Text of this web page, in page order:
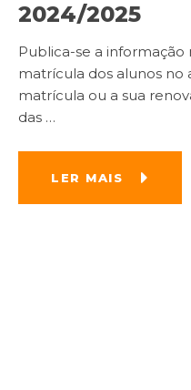
2024/2025
Publica-se a informação
matrícula dos alunos no
matrícula ou a sua
das …
LER MAIS